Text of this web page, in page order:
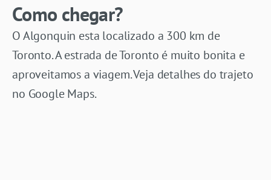
Como chegar?
O Algonquin esta localizado a 300 km de
Toronto. A estrada de Toronto é muito bonita e
aproveitamos a viagem. Veja detalhes do trajeto
no Google Maps.